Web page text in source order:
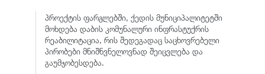
პროექტის ფარგლებში, ქედის მუნიციპალიტეტში
მოხდება დაბის კომუნალური ინფრასტუქრის
რეაბილიტაცია, რის შედეგადაც საცხოვრებელი
პირობები მნიშნვნელოვნად შეიცვლება და
გაუმჯობესდება.